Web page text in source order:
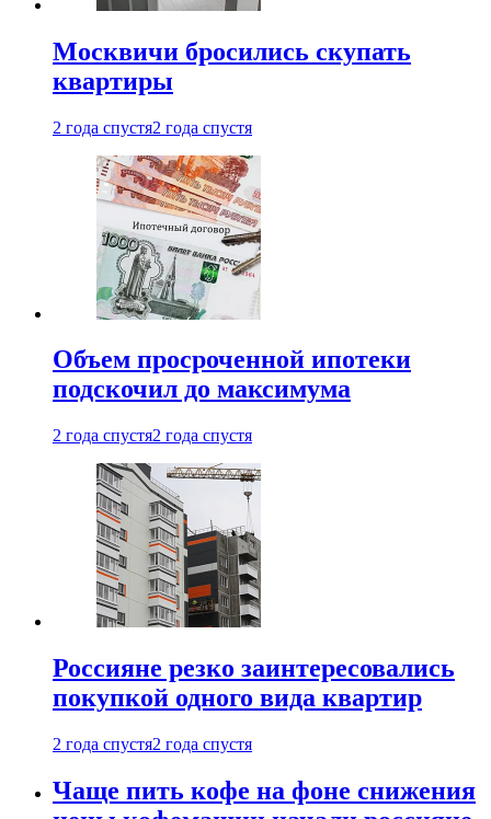
Москвичи бросились скупать
квартиры
2 года спустя2 года спустя
Объем просроченной ипотеки
подскочил до максимума
2 года спустя2 года спустя
Россияне резко заинтересовались
покупкой одного вида квартир
2 года спустя2 года спустя
Чаще пить кофе на фоне снижения